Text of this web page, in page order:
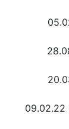
09.02.22